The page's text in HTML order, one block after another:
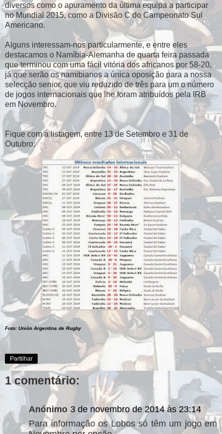
diversos como o apuramento da última equipa a participar
no Mundial 2015, como a Divisão C do Campeonato Sul
Americano.
Alguns interessam-nos particularmente, e entre eles
destacamos o Namíbia-Alemanha de quarta feira passada
que terminou com uma fácil vitória dos africanos por 58-20,
já que serão os namibianos a única oposição para a nossa
selecção senior, que viu reduzido de três para um o número
de jogos internacionais que lhe foram atribuídos pela IRB
em Novembro.
Fique com a listagem, entre 13 de Setembro e 31 de
Outubro:
Foto: Unión Argentina de Rugby
Partilhar
1 comentário:
Anónimo 3 de novembro de 2014 às 23:14
Para informação os Lobos só têm um jogo em